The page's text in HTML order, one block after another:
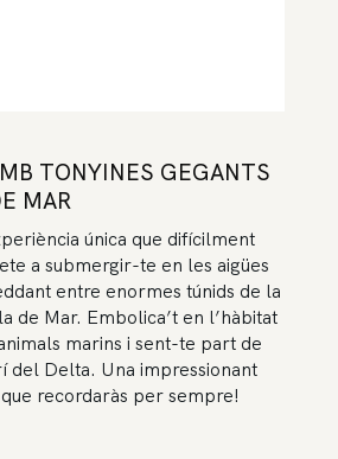
TONYINES GEGANTS
MAR
única que difícilment
a submergir-te en les aigües
entre enormes túnids de la
de Mar. Embolica’t en l’hàbitat
marins i sent-te part de
del Delta. Una impressionant
recordaràs per sempre!